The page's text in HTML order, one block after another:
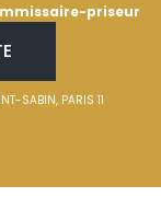
priseur
SABIN, PARIS 11